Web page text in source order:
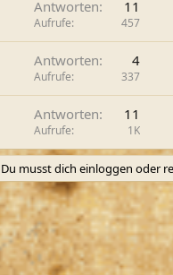
Antworten 11
Aufrufe 457
Antworten 4
Aufrufe 337
Antworten 11
Aufrufe 1K
Du musst dich einloggen oder